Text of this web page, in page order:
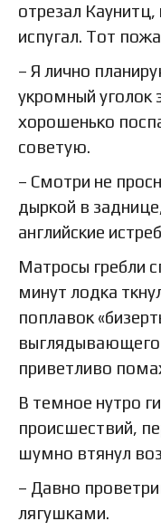
отрезал
испугал. Тот
– Я лично
укромный уголок
хорошенько
советую.
– Смотри не
дыркой в
английские
Матросы гребли
минут лодка
поплавок
выглядывающего
приветливо
В темное нутро
происшествий,
шумно втянул
– Давно
лягушками.